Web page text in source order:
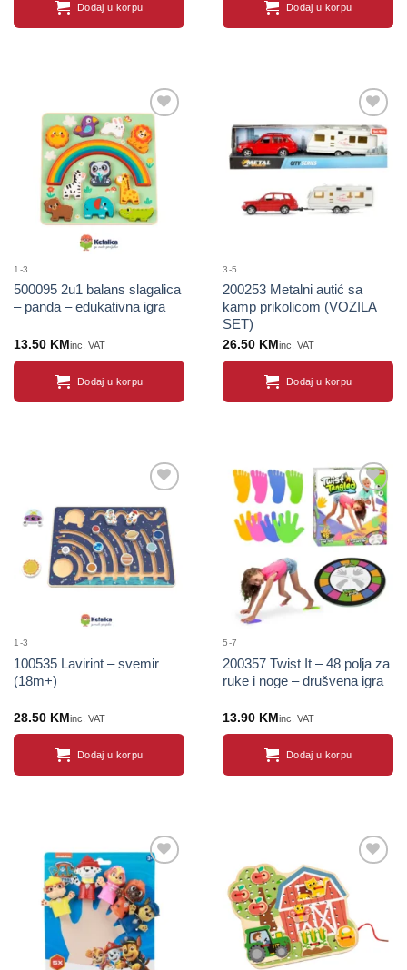
Dodaj u korpu Dodaj u korpu
Sačuvaj
proizvod
1-3
500095 2u1 balans slagalica
– panda – edukativna igra
13.50 KMinc. VAT
Dodaj u korpu
Sačuvaj
proizvod
3-5
200253 Metalni autić sa
kamp prikolicom (VOZILA
SET)
26.50 KMinc. VAT
Dodaj u korpu
proizvod
1-3
100535 Lavirint – svemir
(18m+)
28.50 KM inc. VAT
Dodaj u korpu
Sačuvaj
proizvod
5-7
200357 Twist It – 48 polja za
ruke i noge – drušvena igra
13.90 KM inc. VAT
Dodaj u korpu
Sačuvaj
proizvod
proizvod